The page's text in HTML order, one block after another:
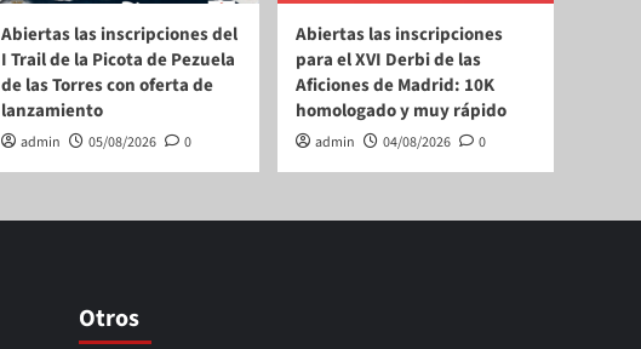
Abiertas las inscripciones del
I Trail de la Picota de Pezuela
de las Torres con oferta de
lanzamiento
admin 05/08/2026 0
Abiertas las inscripciones
para el XVI Derbi de las
Aficiones de Madrid: 10K
homologado y muy rápido
admin 04/08/2026 0
Otros